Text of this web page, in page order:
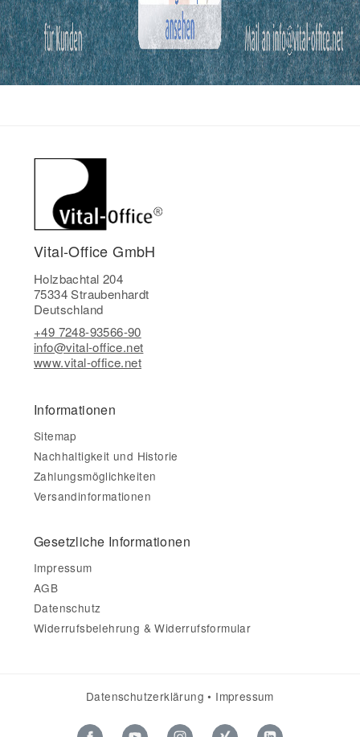
Vital-Office GmbH
Holzbachtal 204
75334 Straubenhardt
Deutschland
+49 7248-93566-90
info@vital-office.net
www.vital-office.net
Informationen
Sitemap
Nachhaltigkeit und Historie
Zahlungsmöglichkeiten
Versandinformationen
Gesetzliche Informationen
Impressum
AGB
Datenschutz
Widerrufsbelehrung & Widerrufsformular
Datenschutzerklärung• Impressum